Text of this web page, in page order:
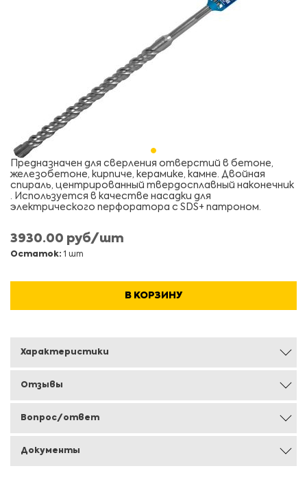
Предназначен для сверления отверстий в бетоне,
железобетоне, кирпиче, керамике, камне. Двойная
спираль, центрированный твердосплавный наконечник
. Используется в качестве насадки для
электрического перфоратора с SDS+ патроном.
3930.00 руб/шт
Остаток: 1 шт
В КОРЗИНУ
Характеристики
Отзывы
Вопрос/ответ
Документы